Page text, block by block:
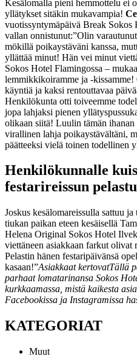
Kesälomalla pieni hemmottelu ei
yllätykset sitäkin mukavampia!
vuotissyntymäpäivä Break Sokos
vallan onnistunut:”Olin
mökillä poikaystäväni kanssa,
yllättää minut! Hän vei minut
Sokos Hotel Flamingossa –
lemmikkikoiramme ja -kissamme!
käyntiä ja kaksi rentouttavaa
Henkilökunta otti toiveemme
jopa lahjaksi pienen
olikaan siitä! Luulin tämän
virallinen lahja poikaystävältäni,
päätteeksi vielä toinen todellinen
Henkilökunnalle
festarireissun
Joskus kesälomareissulla sattuu
tiukan paikan eteen kesäisellä
Helena Original Sokos Hotel
viettäneen asiakkaan farkut olivat
Pelastin hänen festaripäivänsä
kasaan!”Asiakkaat kertovatTällä
parhaat lomatarinansa Sokos
kurkkaamassa, mistä kaikesta
Facebookissa ja Instagramissa
KATEGORIAT
Muut